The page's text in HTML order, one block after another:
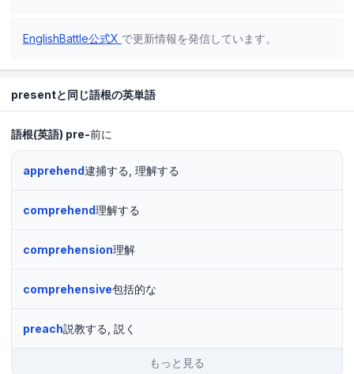
EnglishBattle公式X で更新情報を発信しています。
presentと同じ語根の英単語
語根(英語) pre-前に
apprehend逮捕する, 理解する
comprehend理解する
comprehension理解
comprehensive包括的な
preach説教する, 説く
もっと見る